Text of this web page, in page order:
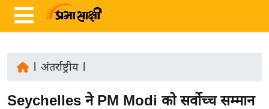
ज़ा
अंतर्राष्ट्रीय|
Seychelles ने PM Modi को सर्वोच्च सम्मान